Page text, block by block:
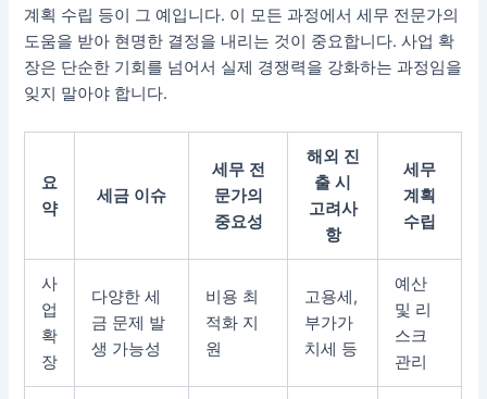
계획 수립 등이 그 예입니다. 이 모든 과정에서 세무 전문가의
도움을 받아 현명한 결정을 내리는 것이 중요합니다. 사업 확
장은 단순한 기회를 넘어서 실제 경쟁력을 강화하는 과정임을
잊지 말아야 합니다.
요
약
세금 이슈
세무 전
문가의
중요성
해외 진
출 시
고려사
항
세무
계획
수립
사
업
확
장
다양한 세
금 문제 발
생 가능성
비용 최
적화 지
원
고용세,
부가가
치세 등
예산
및 리
스크
관리